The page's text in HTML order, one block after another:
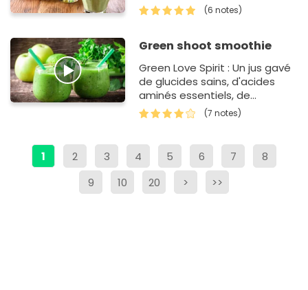
(6 notes)
Green shoot smoothie
Green Love Spirit : Un jus gavé
de glucides sains, d'acides
aminés essentiels, de
vitamines à la pelle, de
minéraux à foison, de…
(7 notes)
1 2 3 4 5 6 7
8
9
10 20 > >>